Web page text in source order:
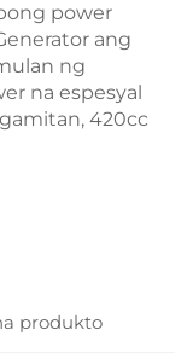
power
ang
ng
na espesyal
420cc
produkto